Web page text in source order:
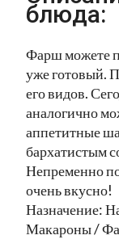
блюда:
Фарш можете
уже готовый.
его видов.
аналогично
аппетитные
бархатистым
Непременно
очень вкусно!
Назначение:
Макароны /